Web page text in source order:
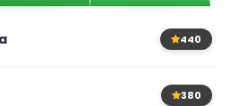
440
380